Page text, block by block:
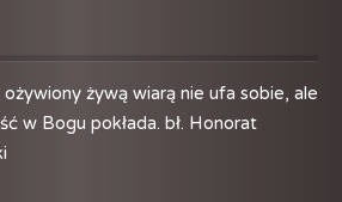
ożywiony żywą wiarą nie ufa sobie, ale
w Bogu pokłada. bł. Honorat